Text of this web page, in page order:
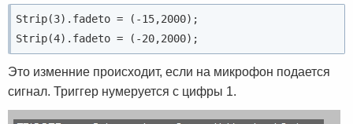
Strip(3).fadeto = (-15,2000);
Strip(4).fadeto = (-20,2000);
Это изменние происходит, если на микрофон подается
сигнал. Триггер нумеруется с цифры 1.